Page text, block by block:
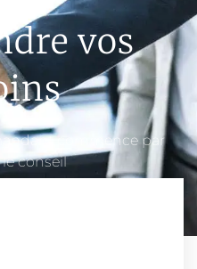
vos
commence par
le conseil